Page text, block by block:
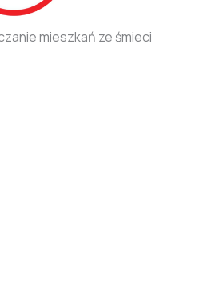
mieszkań ze śmieci